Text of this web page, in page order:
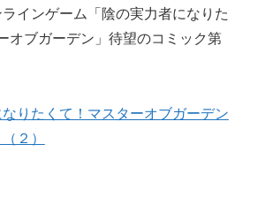
インゲーム「陰の実力者になりた
オブガーデン」待望のコミック第
りたくて！マスターオブガーデン
２）